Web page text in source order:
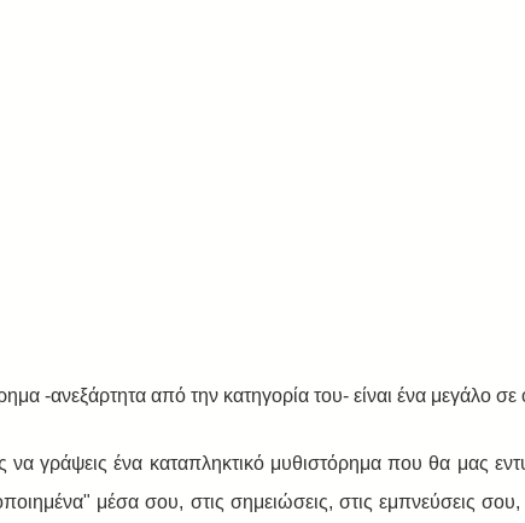
-ανεξάρτητα από την κατηγορία του- είναι ένα μεγάλο σε
να γράψεις ένα καταπληκτικό μυθιστόρημα που θα μας
μέσα σου, στις σημειώσεις, στις εμπνεύσεις